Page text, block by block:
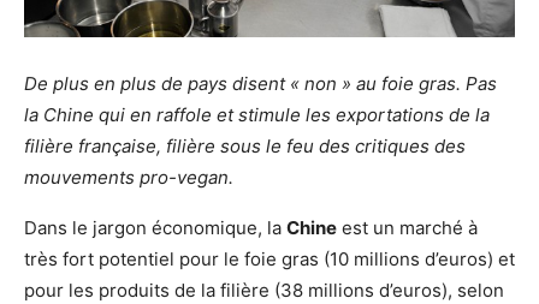
De plus en plus de pays disent « non » au foie gras. Pas
la Chine qui en raffole et stimule les exportations de la
filière française, filière sous le feu des critiques des
mouvements pro-vegan.
Dans le jargon économique, la Chine est un marché à
très fort potentiel pour le foie gras (10 millions d’euros) et
pour les produits de la filière (38 millions d’euros), selon